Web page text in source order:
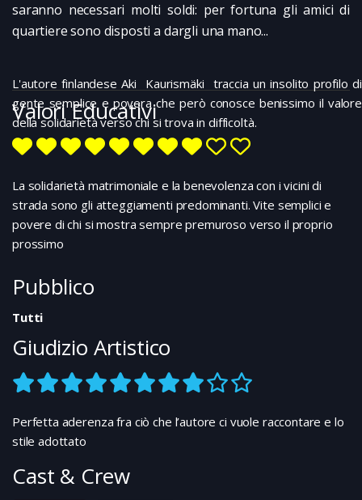
saranno necessari molti soldi: per fortuna gli amici di
quartiere sono disposti a dargli una mano...
L'autore finlandese Aki Kaurismäki traccia un insolito profilo di
gente semplice e povera che però conosce benissimo il valore
della solidarietà verso chi si trova in difficoltà.
Valori Educativi
La solidarietà matrimoniale e la benevolenza con i vicini di
strada sono gli atteggiamenti predominanti. Vite semplici e
povere di chi si mostra sempre premuroso verso il proprio
prossimo
Pubblico
Tutti
Giudizio Artistico
Perfetta aderenza fra ciò che l’autore ci vuole raccontare e lo
stile adottato
Cast & Crew